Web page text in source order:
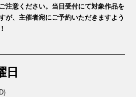
注意ください。当日受付にて対象作品を
が、主催者宛にご予約いただきますよう
日